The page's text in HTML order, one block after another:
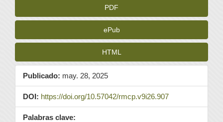
PDF
ePub
HTML
Publicado: may. 28, 2025
DOI: https://doi.org/10.57042/rmcp.v9i26.907
Palabras clave: